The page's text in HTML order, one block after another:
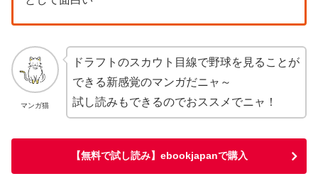
マンガ猫
ドラフトのスカウト目線で野球を見ることが
できる新感覚のマンガだニャ～
試し読みもできるのでおススメでニャ！
【無料で試し読み】ebookjapanで購入